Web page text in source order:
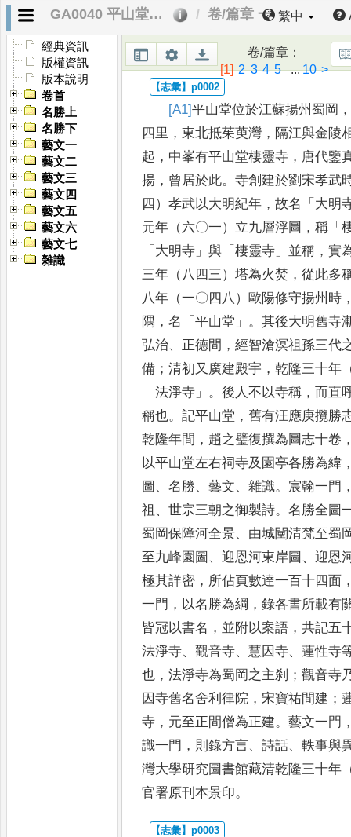
GA0040 平山堂圖志 卷/篇章 一 繁中
經典資訊
版權資訊
版本說明
卷首
名勝上
名勝下
藝文一
藝文二
藝文三
藝文四
藝文五
藝文六
藝文七
雜識
卷/篇章 ：
[1] 2 3 4 5...10 >
[A1]平山堂位於江蘇揚州蜀岡
四里 ，東北抵茱萸灣 ， 隔江與金陵
起 ， 中峯有平山堂棲靈寺 ， 唐代鑒
揚 ， 曾居於此。寺創建於劉宋孝武
四）孝武以大明紀年 ，故名 「 大明
元年（六〇一）立九層浮圖 ，稱 「
「 大明寺 」與 「棲靈寺 」 並稱 ，實
三年（八四三）塔為火焚 ，從此多
八年（一〇四八）歐陽修守揚州時
隅 ，名 「平山堂 」。其後大明舊寺
弘治、 正德間 ，經智滄溟祖孫三代
備 ；清初又 廣建殿宇 ，乾隆三十年
「法淨寺 」。後人不以寺稱 ，而直
稱也。記平山堂 ，舊有汪應庚攬勝
乾隆年間 ， 趙之璧復撰為圖志十卷
以平山堂左右祠寺及園亭各勝為緯
圖 、名勝、藝文、雜識。 宸翰一門
祖 、世宗三朝之御製詩。名勝全圖
蜀岡保障河全景、 由城闉清梵至蜀
至九峰園圖 、迎恩河東岸圖 、迎恩
極其詳密 ， 所佔頁數達一百十四面
一門 ， 以名勝為綱 ，錄各書所載有
皆冠以書名 ， 並附以案語 ，共記五
法淨寺、觀音寺、慧因寺、蓮性寺
也 ，法淨寺為蜀岡之主刹 ；觀音寺
因寺舊名舍利律院 ，宋寶祐間建 ；
寺 ， 元至正間僧為正建。藝文一門
識一門 ， 則錄方言、詩話、軼事與
灣大學研究圖書館藏清乾隆三十年
官署原刊本景印。